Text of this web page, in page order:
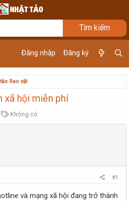
Đăng nhập Đăng ký
Rao vặt
xã hội miễn phí
T
ừ
Không có
#1
và mạng xã hội đang trở thành